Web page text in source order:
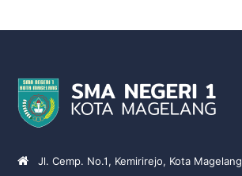
Jl. Cemp. No.1, Kemirirejo, Kota Magelang